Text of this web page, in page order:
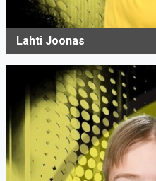
Lahti Joonas